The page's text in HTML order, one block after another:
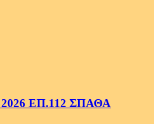
ΕΠ.112 ΣΠΑΘΑ